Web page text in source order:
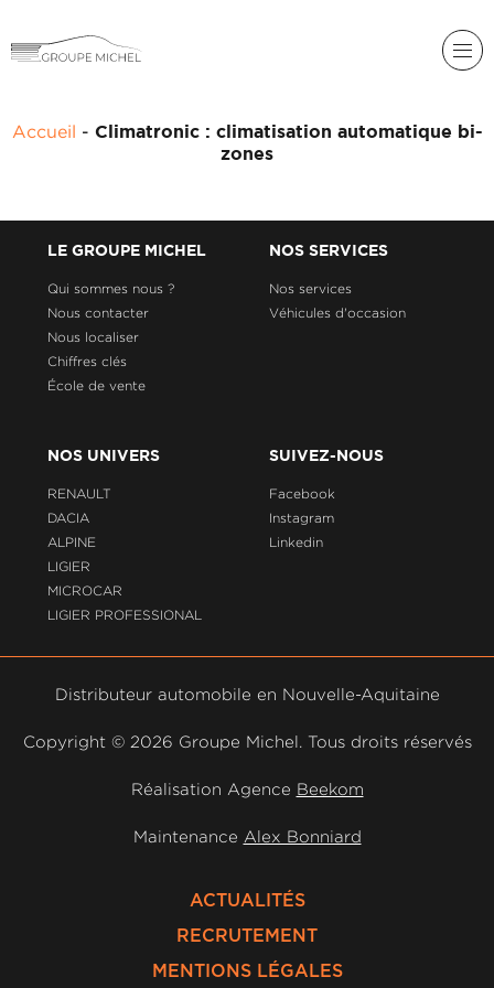
DACIA
LIGIER
PROFESSIONAL
MICHEL
HISTORIQUE
DU
MICHEL
Accueil - Climatronic : climatisation automatique bi-
zones
LE GROUPE MICHEL
Qui sommes nous ?
Nous contacter
Nous localiser
Chiffres clés
École de vente
NOS SERVICES
Nos services
Véhicules d'occasion
NOS UNIVERS
RENAULT
DACIA
ALPINE
LIGIER
MICROCAR
LIGIER PROFESSIONAL
SUIVEZ-NOUS
Facebook
Instagram
Linkedin
Distributeur automobile en Nouvelle-Aquitaine
Copyright © 2026 Groupe Michel. Tous droits réservés
Réalisation Agence Beekom
Maintenance Alex Bonniard
ACTUALITÉS
RECRUTEMENT
MENTIONS LÉGALES